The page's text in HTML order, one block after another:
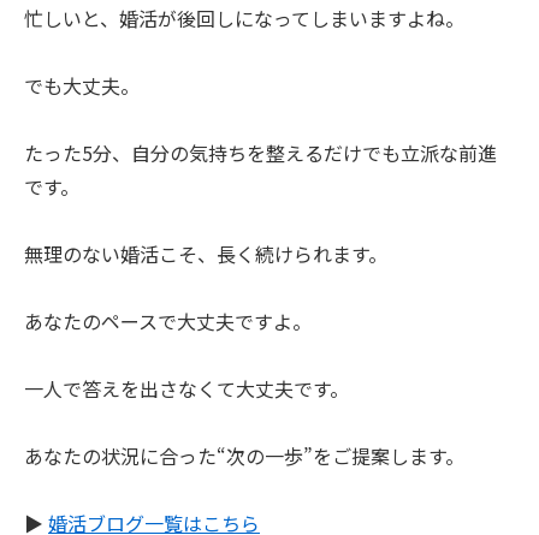
忙しいと、婚活が後回しになってしまいますよね。
でも大丈夫。
たった5分、自分の気持ちを整えるだけでも立派な前進
です。
無理のない婚活こそ、長く続けられます。
あなたのペースで大丈夫ですよ。
一人で答えを出さなくて大丈夫です。
あなたの状況に合った“次の一歩”をご提案します。
▶︎ 婚活ブログ一覧はこちら